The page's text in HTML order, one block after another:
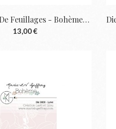
Dies - Trio De Feuillages - Bohème |...
13,00 €